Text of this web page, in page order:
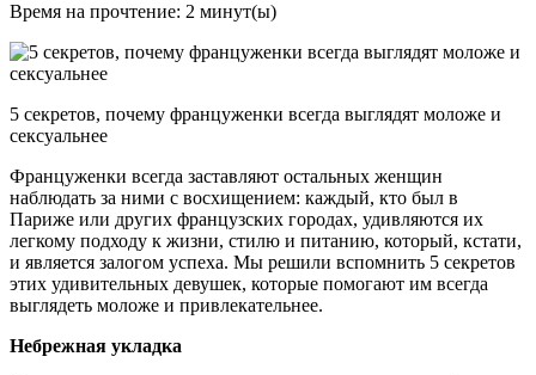
Время на прочтение: 2 минут(ы)
5 секретов, почему француженки всегда выглядят моложе и
сексуальнее
Француженки всегда заставляют остальных женщин
наблюдать за ними с восхищением: каждый, кто был в
Париже или других французских городах, удивляются их
легкому подходу к жизни, стилю и питанию, который, кстати,
и является залогом успеха. Мы решили вспомнить 5 секретов
этих удивительных девушек, которые помогают им всегда
выглядеть моложе и привлекательнее.
Небрежная укладка